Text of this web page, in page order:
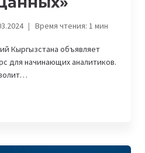
Время чтения: 1мин
Кыргызстана объявляет
для начинающих аналитиков.